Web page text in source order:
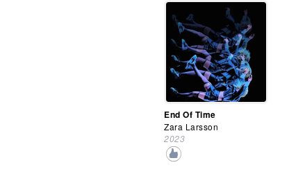
End Of Time
Zara Larsson
2023